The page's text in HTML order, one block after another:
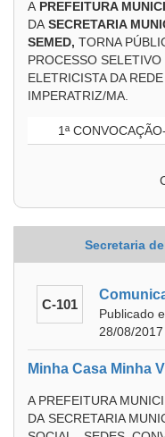
A PREFEITURA
DA SECRETARIA
SEMED, TORNA
PROCESSO SELETIVO
ELETRICISTA DA
IMPERATRIZ/MA.
1ª
Secretaria
C-101
Publicado
28/08/2017
Minha Casa Minha
A PREFEITURA
DA SECRETARIA